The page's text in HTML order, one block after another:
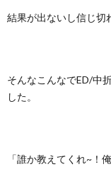
結果が出ないし信じ切
そんなこんなでED/中
した。
「誰か教えてくれ~！